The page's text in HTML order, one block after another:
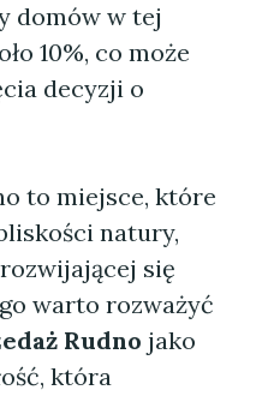
domów w tej
10%, co może
decyzji o
to miejsce, które
natury,
się
warto rozważyć
Rudno jako
która